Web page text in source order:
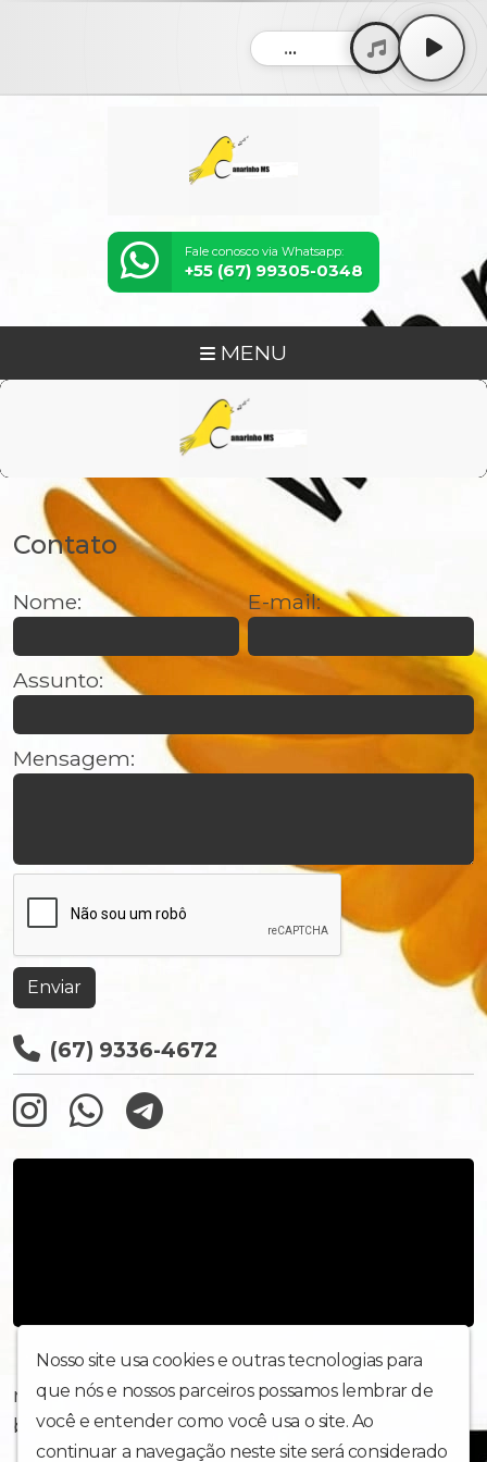
...
Fale conosco via Whatsapp:
+55 (67) 99305-0348
MENU
Contato
Nome: E-mail:
Assunto:
Mensagem:
Enviar
(67) 9336-4672
rua maria delourdes vieira de matos 207
bairro paulo coelho machado
Nosso site usa cookies e outras tecnologias para
que nós e nossos parceiros possamos lembrar de
você e entender como você usa o site. Ao
continuar a navegação neste site será considerado